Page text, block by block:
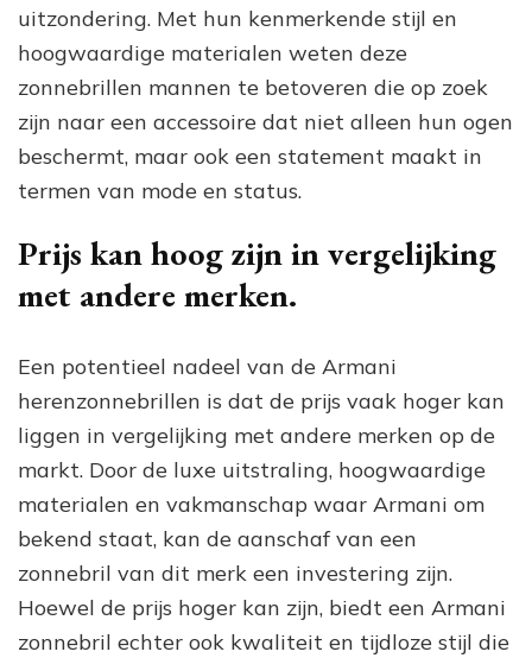
uitzondering. Met hun kenmerkende stijl en
hoogwaardige materialen weten deze
zonnebrillen mannen te betoveren die op zoek
zijn naar een accessoire dat niet alleen hun ogen
beschermt, maar ook een statement maakt in
termen van mode en status.
Prijs kan hoog zijn in vergelijking
met andere merken.
Een potentieel nadeel van de Armani
herenzonnebrillen is dat de prijs vaak hoger kan
liggen in vergelijking met andere merken op de
markt. Door de luxe uitstraling, hoogwaardige
materialen en vakmanschap waar Armani om
bekend staat, kan de aanschaf van een
zonnebril van dit merk een investering zijn.
Hoewel de prijs hoger kan zijn, biedt een Armani
zonnebril echter ook kwaliteit en tijdloze stijl die